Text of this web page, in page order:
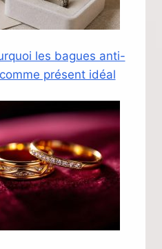
les bagues anti-
présent idéal